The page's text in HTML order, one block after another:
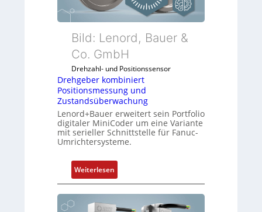
Bild: Lenord, Bauer &
Co. GmbH
Drehzahl- und Positionssensor
Drehgeber kombiniert
Positionsmessung und
Zustandsüberwachung
Lenord+Bauer erweitert sein Portfolio
digitaler MiniCoder um eine Variante
mit serieller Schnittstelle für Fanuc-
Umrichtersysteme.
Weiterlesen
D
r
e